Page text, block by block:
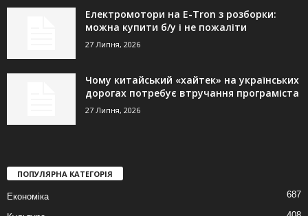
Електромотори на E-Tron з розборки:
можна купити б/у і не пожаліти
27 Липня, 2026
Чому китайський «хайтек» на українських
дорогах потребує втручання програміста
27 Липня, 2026
ПОПУЛЯРНА КАТЕГОРІЯ
Економіка 687